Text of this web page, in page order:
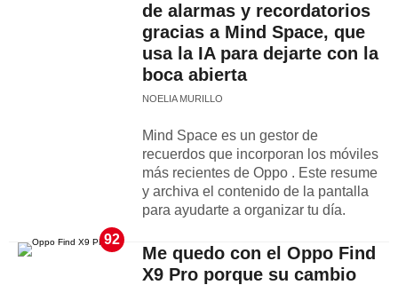
de alarmas y recordatorios
gracias a Mind Space, que
usa la IA para dejarte con la
boca abierta
NOELIA MURILLO
Mind Space es un gestor de
recuerdos que incorporan los móviles
más recientes de Oppo . Este resume
y archiva el contenido de la pantalla
para ayudarte a organizar tu día.
92
Me quedo con el Oppo Find
X9 Pro porque su cambio